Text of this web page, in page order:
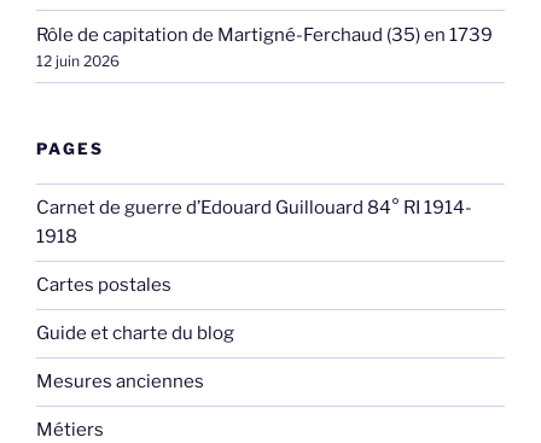
Rôle de capitation de Martigné-Ferchaud (35) en 1739
12 juin 2026
PAGES
Carnet de guerre d’Edouard Guillouard 84° RI 1914-
1918
Cartes postales
Guide et charte du blog
Mesures anciennes
Métiers